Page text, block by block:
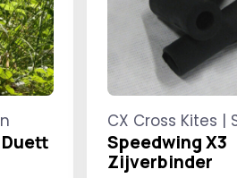
CX Cross Kites |
Speedwing X3
Zijverbinder